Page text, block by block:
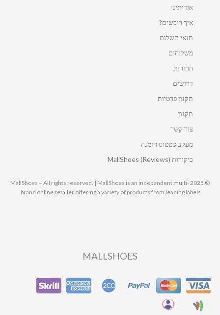
אודותינו
איך רוכשים?
תנאי תשלום
משלוחים
החזרות
דרושים
תקנון פרטיות
תקנון
צור קשר
מעקב סטטוס הזמנה
ביקורות MallShoes (Reviews)
© 2025 MallShoes – All rights reserved. | MallShoes is an independent multi-
brand online retailer offering a variety of products from leading labels.
MALLSHOES